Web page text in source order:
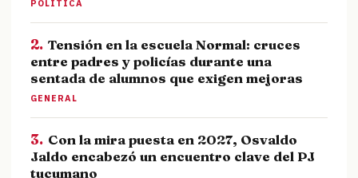
POLÍTICA
2. Tensión en la escuela Normal: cruces
entre padres y policías durante una
sentada de alumnos que exigen mejoras
GENERAL
3. Con la mira puesta en 2027, Osvaldo
Jaldo encabezó un encuentro clave del PJ
tucumano